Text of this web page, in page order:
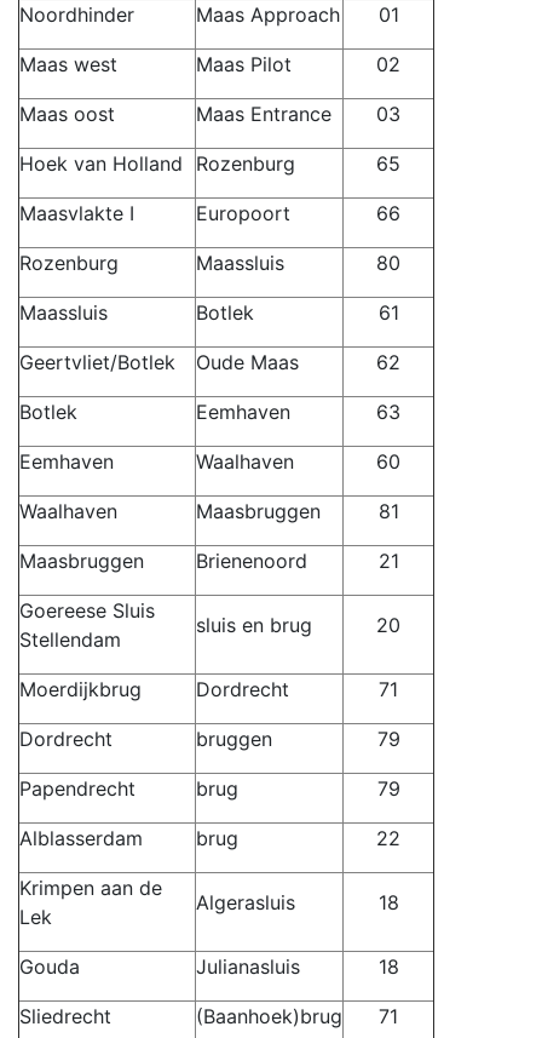
Noordhinder Maas Approach 01
Maas west Maas Pilot 02
Maas oost Maas Entrance 03
Hoek van Holland Rozenburg 65
Maasvlakte I Europoort 66
Rozenburg Maassluis 80
Maassluis Botlek 61
Geertvliet/Botlek Oude Maas 62
Botlek Eemhaven 63
Eemhaven Waalhaven 60
Waalhaven Maasbruggen 81
Maasbruggen Brienenoord 21
Goereese Sluis
Stellendam
sluis en brug 20
Moerdijkbrug Dordrecht 71
Dordrecht bruggen 79
Papendrecht brug 79
Alblasserdam brug 22
Krimpen aan de
Lek
Algerasluis 18
Gouda Julianasluis 18
Sliedrecht (Baanhoek)brug 71